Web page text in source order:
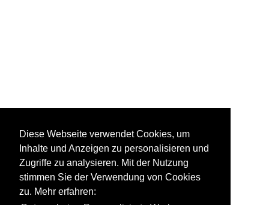
Diese Webseite verwendet Cookies, um
Inhalte und Anzeigen zu personalisieren und
Zugriffe zu analysieren. Mit der Nutzung
stimmen Sie der Verwendung von Cookies
zu. Mehr erfahren: